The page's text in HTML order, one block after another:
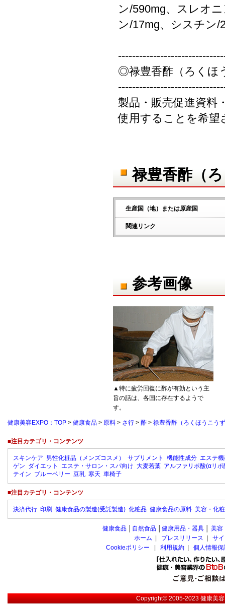
ン/590mg、スレオ
ン/17mg、シスチン/
◎禄豊香酢（ろくほ
製品・販売促進資料
使用することを希望
禄豊香酢（
生産国（地）または原産国
関連リンク
参考画像
▲特に疲労回復に酢が有効という主
旨の話は、各国に存在するようで
す。
健康美容EXPO：TOP > 健康食品 > 原料 > さ行 > 酢 > 禄豊香酢（ろくほうこう
■注目カテゴリ・コンテンツ
スキンケア 男性化粧品（メンズコスメ） サプリメント 機能性成分 エステ
ゲン ダイエット エステ・サロン・スパ向け 大麦若葉 アルファリポ酸(αリポ
テイン ブルーベリー 豆乳 寒天 車椅子
■注目カテゴリ・コンテンツ
決済代行 印刷 健康食品の製造(受託製造) 化粧品 健康食品の原料 美容・化
健康食品 自然食品 健康用品・器具 美容
ホーム
プレスリリース
サ
Cookieポリシー
利用規約 個人情報
Copyright© 2005-2023健康美